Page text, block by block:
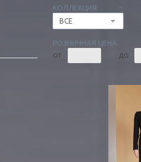
КОЛЛЕКЦИЯ
ВСЕ
РОЗНИЧНАЯ ЦЕНА
ОТ ДО